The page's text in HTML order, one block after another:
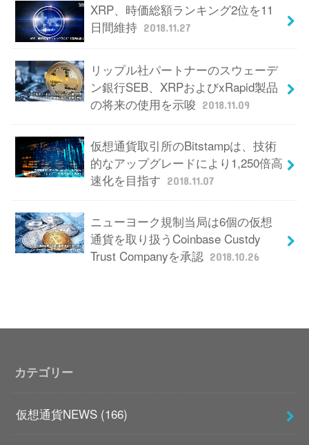
XRP、時価総額ランキング2位を11
日間維持 2018.11.27
リップル社パートナーのスウェーデ
ン銀行SEB、XRPおよびxRapid製品
の将来の使用を示唆
2018.11.09
仮想通貨取引所のBitstampは、技術
的なアップグレードにより1,250倍高
速化を目指す
2018.11.07
ニューヨーク規制当局は6個の仮想
通貨を取り扱うCoinbase Custdy
Trust Companyを承認 2018.10.26
カテゴリー
仮想通貨NEWS (166)